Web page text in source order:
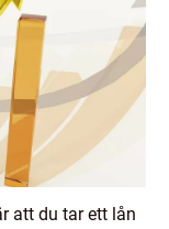
att du tar ett lån